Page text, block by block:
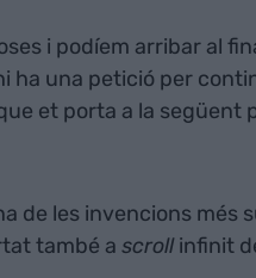
i podíem arribar al
ha una petició per
et porta a la següent
de les invencions més
també a scrollinfinit